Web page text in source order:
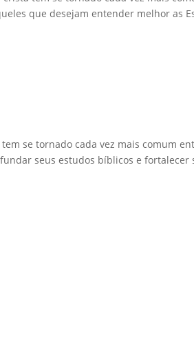
que desejam entender melhor as
se tornado cada vez mais comum
seus estudos bíblicos e fortalecer